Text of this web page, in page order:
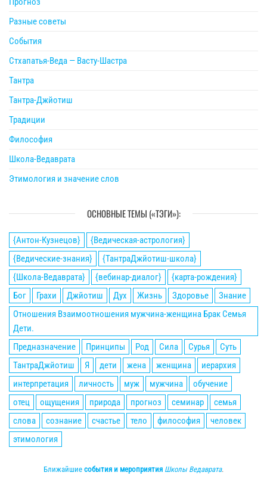
Разные советы
События
Стхапатья-Веда — Васту-Шастра
Тантра
Тантра-Джйотиш
Традиции
Философия
Школа-Ведаврата
Этимология и значение слов
ОСНОВНЫЕ ТЕМЫ («ТЭГИ»):
{Антон-Кузнецов}
{Ведическая-астрология}
{Ведические-знания}
{ТантраДжйотиш-школа}
{Школа-Ведаврата}
{вебинар-диалог}
{карта-рождения}
Бог
Грахи Джйотиш Дух Жизнь Здоровье
Знание
Отношения Взаимоотношения мужчина-женщина Брак Семья
Дети.
Предназначение
Принципы Род Сила Сурья
Суть
ТантраДжйотиш
Я дети жена женщина
иерархия
интерпретация
личность муж мужчина
обучение
отец
ощущения природа прогноз семинар
семья
слова
сознание счастье тело философия
человек
этимология
Ближайшие события и мероприятия Школы Ведаврата.